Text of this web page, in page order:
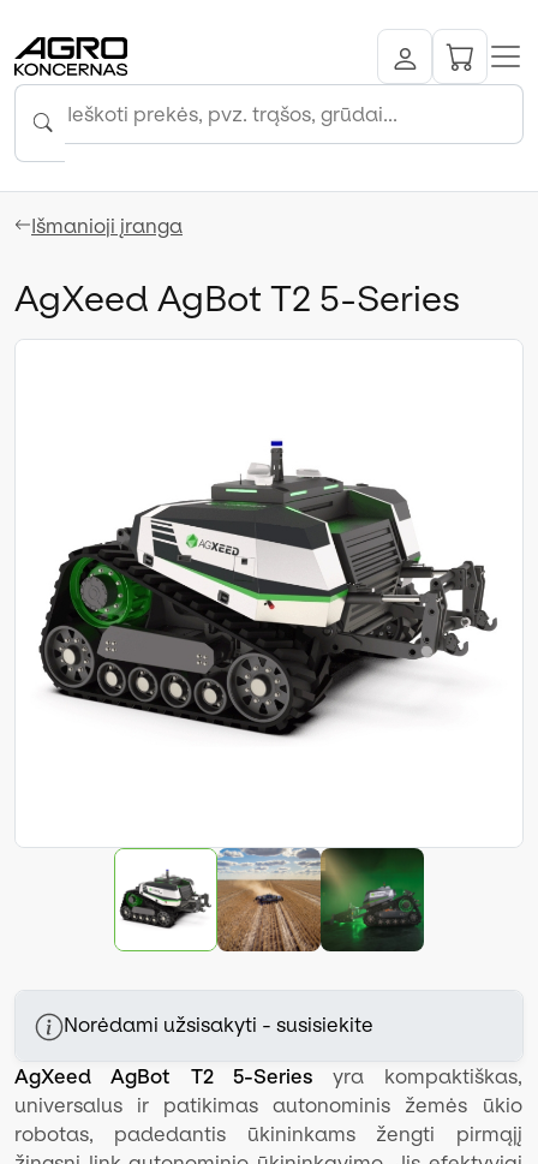
Išmanioji įranga
AgXeed AgBot T2 5-Series
Norėdami užsisakyti - susisiekite
AgXeed AgBot T2 5-Series yra kompaktiškas,
universalus ir patikimas autonominis žemės ūkio
robotas, padedantis ūkininkams žengti pirmąjį